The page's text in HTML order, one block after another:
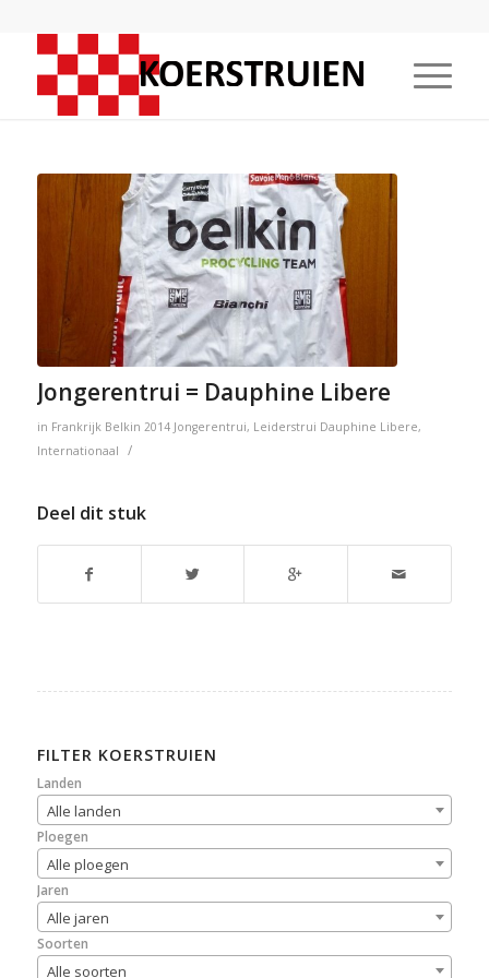
Jongerentrui = Dauphine Libere
in Frankrijk Belkin 2014 Jongerentrui, Leiderstrui Dauphine Libere,
Internationaal
/
Deel dit stuk
FILTER KOERSTRUIEN
Landen
Alle landen
Ploegen
Alle ploegen
Jaren
Alle jaren
Soorten
Alle soorten